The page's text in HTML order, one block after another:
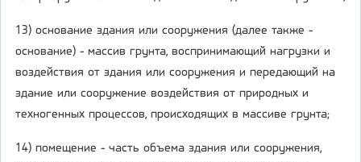
13) основание здания или сооружения (далее также -
основание) - массив грунта, воспринимающий нагрузки и
воздействия от здания или сооружения и передающий на
здание или сооружение воздействия от природных и
техногенных процессов, происходящих в массиве грунта;
14) помещение - часть объема здания или сооружения,